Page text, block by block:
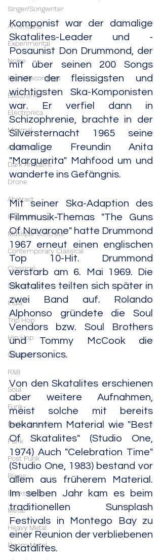
Singer/Songwriter
Americana
Experimental
Noise
Field Recordings
Electronic
Electronica
Minimal
Ambient
Dark Ambient
Drone
Abstract
Industrial
Musique concrète
Contemporary Classical
Classical
Soundtrack
India
Trip Hop
Hip Hop
Gospel
R&B
Soul
Funk
Berlin School
Punk
Post Punk
Blues
Blues Rock
Metal
Heavy Metal
Doom Metal
Komponist war der damalige
Skatalites-Leader und -
Posaunist Don Drummond, der
mit über seinen 200 Songs
einer der fleissigsten und
wichtigsten Ska-Komponisten
war. Er verfiel dann in
Schizophrenie, brachte in der
Silversternacht 1965 seine
damalige Freundin Anita
"Marguerita" Mahfood um und
wanderte ins Gefängnis.
Mit seiner Ska-Adaption des
Filmmusik-Themas "The Guns
Of Navarone" hatte Drummond
1967 erneut einen englischen
Top 10-Hit. Drummond
verstarb am 6. Mai 1969. Die
Skatalites teilten sich später in
zwei Band auf. Rolando
Alphonso gründete die Soul
Vendors bzw. Soul Brothers
und Tommy McCook die
Supersonics.
Von den Skatalites erschienen
aber weitere Aufnahmen,
meist solche mit bereits
bekanntem Material wie "Best
Of Skatalites" (Studio One,
1974) Auch "Celebration Time"
(Studio One, 1983) bestand vor
allem aus früherem Material.
Im selben Jahr kam es beim
traditionellen Sunsplash
Festivals in Montego Bay zu
einer Reunion der verbliebenen
Skatalites.